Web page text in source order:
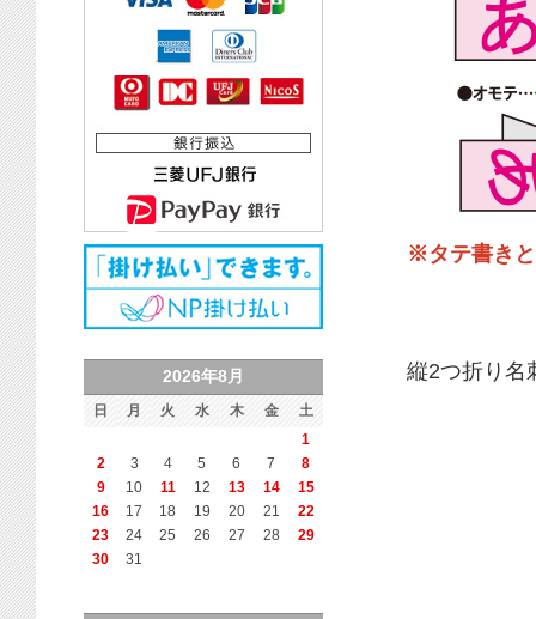
※タテ書き
縦2つ折り名
2026年8月
日 月 火 水 木 金
土
1
2
3 4 5 6 7
8
9
10 11 12 13 14
15
16
17 18 19 20 21
22
23
24 25 26 27 28
29
30
31